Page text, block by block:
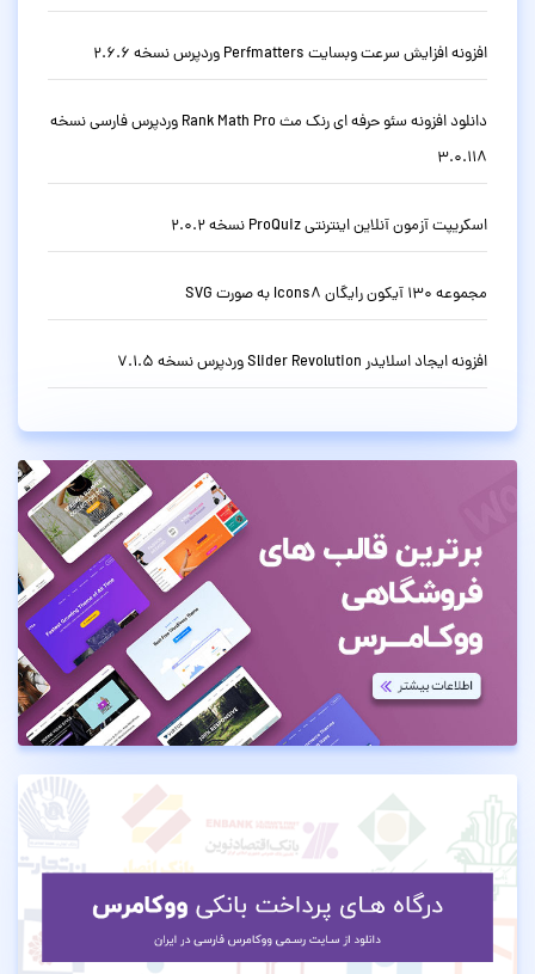
افزونه افزایش سرعت وبسایت Perfmatters وردپرس نسخه 2.6.6
دانلود افزونه سئو حرفه ای رنک مث Rank Math Pro وردپرس فارسی نسخه
3.0.118
اسکریپت آزمون آنلاین اینترنتی ProQuiz نسخه 2.0.2
مجموعه 130 آیکون رایگان Icons8 به صورت SVG
افزونه ایجاد اسلایدر Slider Revolution وردپرس نسخه 7.1.5